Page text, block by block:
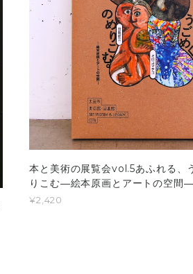
本と美術の展覧会vol.5あふれる、
りこむ―絵本原画とアートの空間
¥2,420